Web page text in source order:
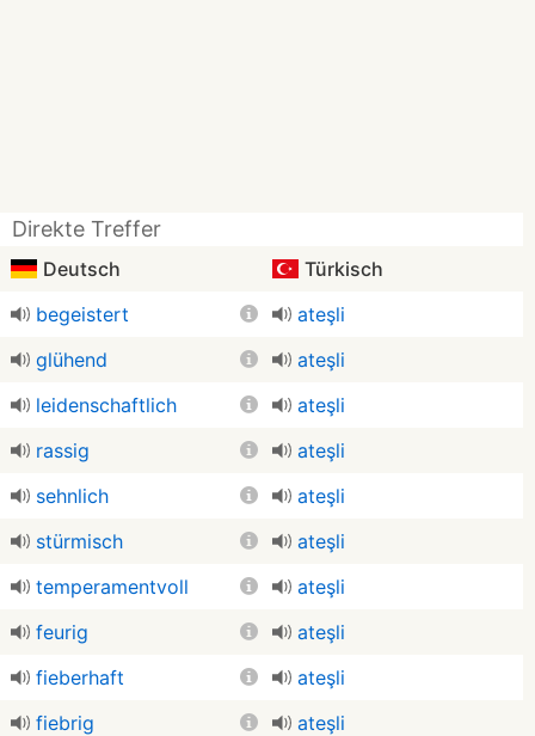
Direkte Treffer
Deutsch
Türkisch
begeistert
ateşli
glühend
ateşli
leidenschaftlich
ateşli
rassig
ateşli
sehnlich
ateşli
stürmisch
ateşli
temperamentvoll
ateşli
feurig
ateşli
fieberhaft
ateşli
fiebrig
ateşli